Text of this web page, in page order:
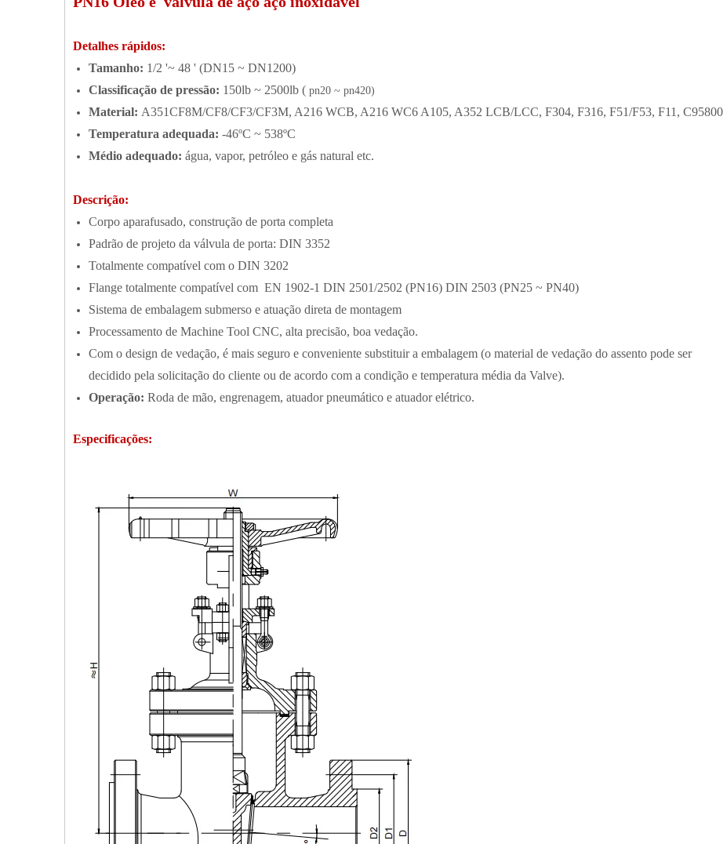
Detalhes rápidos:
Tamanho: 1/2 '~ 48 ' (DN15 ~ DN1200)
Classificação de pressão: 150lb ~ 2500lb ( pn20 ~ pn420)
Material: A351CF8M/CF8/CF3/CF3M, A216 WCB, A216 WC6 A105, A352 LCB/LCC, F304, F316, F51/F53, F11, C95800
Temperatura adequada: -46ºC ~ 538ºC
Médio adequado: água, vapor, petróleo e gás natural etc.
Descrição:
Corpo aparafusado, construção de porta completa
Padrão de projeto da válvula de porta: DIN 3352
Totalmente compatível com o DIN 3202
Flange totalmente compatível com EN 1902-1 DIN 2501/2502 (PN16) DIN 2503 (PN25 ~ PN40)
Sistema de embalagem submerso e atuação direta de montagem
Processamento de Machine Tool CNC, alta precisão, boa vedação.
Com o design de vedação, é mais seguro e conveniente substituir a embalagem (o material de vedação do assento pode ser
decidido pela solicitação do cliente ou de acordo com a condição e temperatura média da Valve).
Operação: Roda de mão, engrenagem, atuador pneumático e atuador elétrico.
Especificações: